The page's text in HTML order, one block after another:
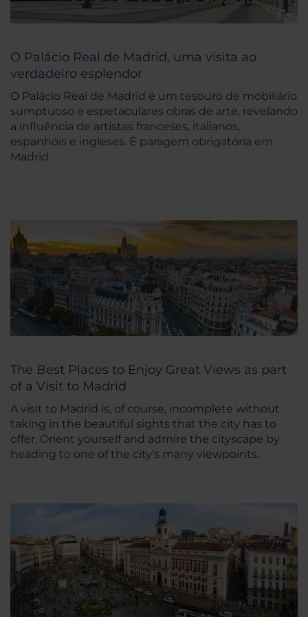
O Palácio Real de Madrid, uma visita ao
verdadeiro esplendor
O Palácio Real de Madrid é um tesouro de mobiliário
sumptuoso e espetaculares obras de arte, revelando
a influência de artistas franceses, italianos,
espanhóis e ingleses. É paragem obrigatória em
Madrid.
The Best Places to Enjoy Great Views as part
of a Visit to Madrid
A visit to Madrid is, of course, incomplete without
taking in the beautiful sights that the city has to
offer. Orient yourself and admire the cityscape by
heading to one of the city's many viewpoints.